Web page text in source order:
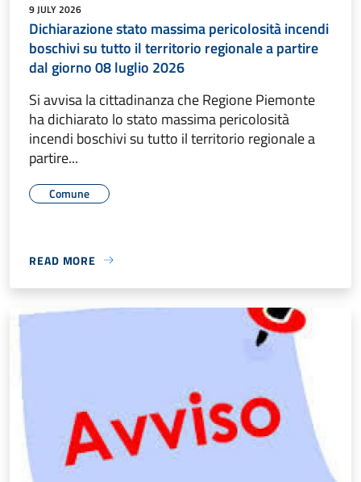
9 JULY 2026
Dichiarazione stato massima pericolosità incendi
boschivi su tutto il territorio regionale a partire
dal giorno 08 luglio 2026
Si avvisa la cittadinanza che Regione Piemonte
ha dichiarato lo stato massima pericolosità
incendi boschivi su tutto il territorio regionale a
partire...
Comune
READ MORE